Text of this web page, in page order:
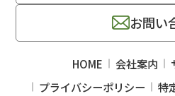
お問い
HOME 会社案内
プライバシーポリシー
特